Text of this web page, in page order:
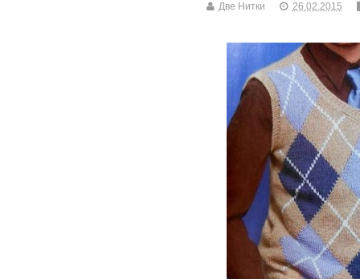
Две Нитки 26.02.2015